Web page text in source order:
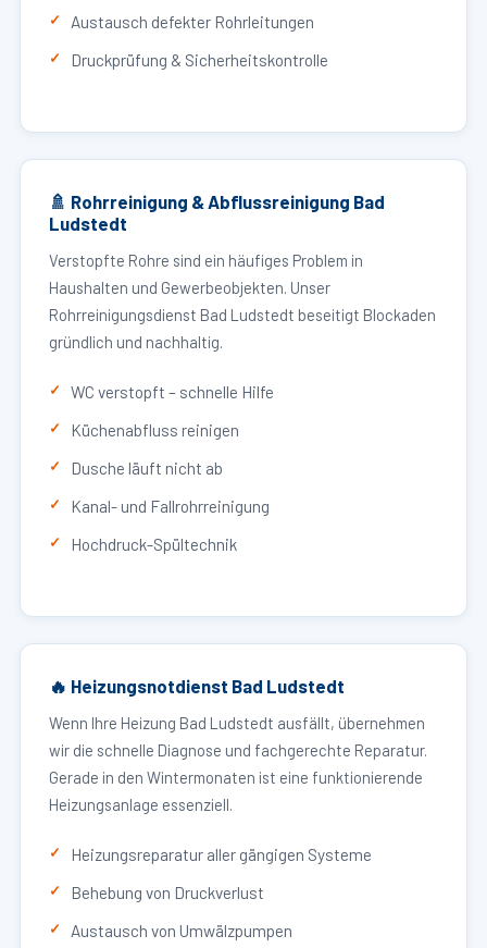
Austausch defekter Rohrleitungen
Druckprüfung & Sicherheitskontrolle
🚿 Rohrreinigung & Abflussreinigung Bad
Ludstedt
Verstopfte Rohre sind ein häufiges Problem in
Haushalten und Gewerbeobjekten. Unser
Rohrreinigungsdienst Bad Ludstedt beseitigt Blockaden
gründlich und nachhaltig.
WC verstopft – schnelle Hilfe
Küchenabfluss reinigen
Dusche läuft nicht ab
Kanal- und Fallrohrreinigung
Hochdruck-Spültechnik
🔥 Heizungsnotdienst Bad Ludstedt
Wenn Ihre Heizung Bad Ludstedt ausfällt, übernehmen
wir die schnelle Diagnose und fachgerechte Reparatur.
Gerade in den Wintermonaten ist eine funktionierende
Heizungsanlage essenziell.
Heizungsreparatur aller gängigen Systeme
Behebung von Druckverlust
Austausch von Umwälzpumpen